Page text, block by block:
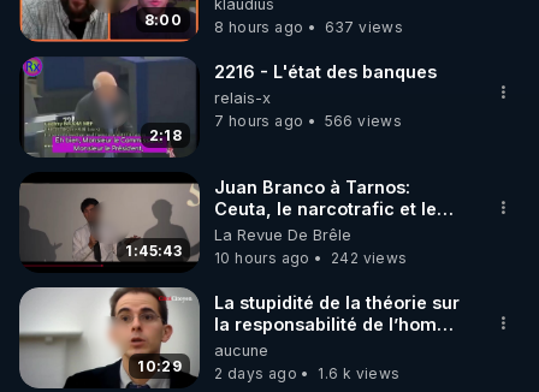
8:00
klaudius
8 hours ago
637 views
2:18
2216 - L'état des banques
relais-x
7 hours ago
566 views
1:45:43
Juan Branco à Tarnos:
Ceuta, le narcotrafic et le
pouvoir en France
La Revue De Brêle
10 hours ago
242 views
10:29
La stupidité de la théorie sur
la responsabilité de l’homme
concernant le dioxyde de
carbone.
aucune
2 days ago
1.6 k views